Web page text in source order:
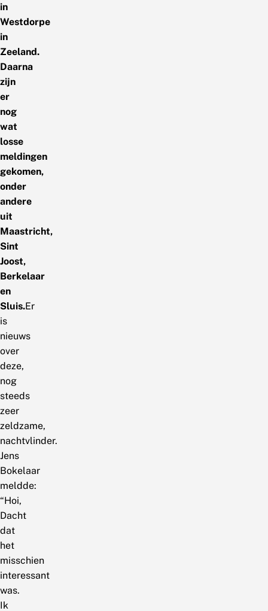
in
Westdorpe
in
Zeeland.
Daarna
zijn
er
nog
wat
losse
meldingen
gekomen,
onder
andere
uit
Maastricht,
Sint
Joost,
Berkelaar
en
Sluis.Er
is
nieuws
over
deze,
nog
steeds
zeer
zeldzame,
nachtvlinder.
Jens
Bokelaar
meldde:
“Hoi,
Dacht
dat
het
misschien
interessant
was.
Ik